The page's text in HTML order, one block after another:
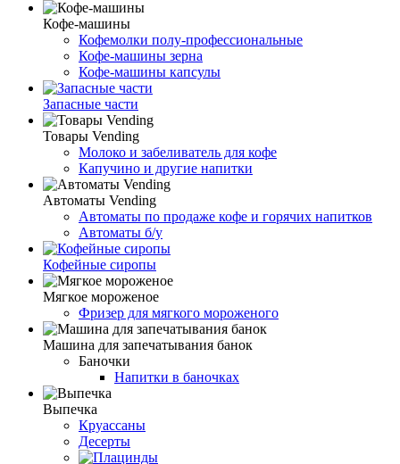
Кофе-машины
Кофемолки полу-профессиональные
Кофе-машины зерна
Кофе-машины капсулы
Запасные части
Товары Vending
Молоко и забеливатель для кофе
Капучино и другие напитки
Автоматы Vending
Автоматы по продаже кофе и горячих напитков
Автоматы б/у
Кофейные сиропы
Мягкое мороженое
Фризер для мягкого мороженого
Машина для запечатывания банок
Баночки
Напитки в баночках
Выпечка
Круассаны
Десерты